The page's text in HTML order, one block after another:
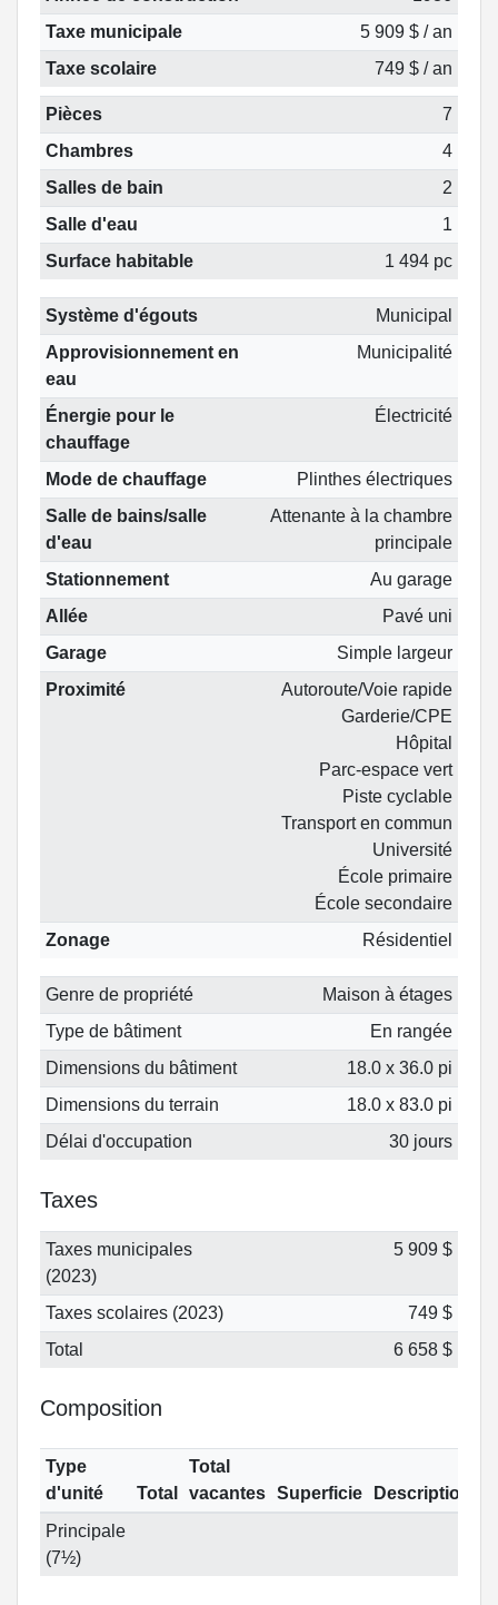
Taxe municipale
5 909 $ / an
Taxe scolaire
749 $ / an
Pièces
7
Chambres
4
Salles de bain
2
Salle d'eau
1
Surface habitable
1 494 pc
Système d'égouts
Municipal
Approvisionnement en
eau
Municipalité
Énergie pour le
chauffage
Électricité
Mode de chauffage
Plinthes électriques
Salle de bains/salle
d'eau
Attenante à la chambre
principale
Stationnement
Au garage
Allée
Pavé uni
Garage
Simple largeur
Proximité
Autoroute/Voie rapide
Garderie/CPE
Hôpital
Parc-espace vert
Piste cyclable
Transport en commun
Université
École primaire
École secondaire
Zonage
Résidentiel
Genre de propriété
Maison à étages
Type de bâtiment
En rangée
Dimensions du bâtiment
18.0 x 36.0 pi
Dimensions du terrain
18.0 x 83.0 pi
Délai d'occupation
30 jours
Taxes
Taxes municipales
(2023)
5 909 $
Taxes scolaires (2023)
749 $
Total
6 658 $
Composition
Type
d'unité
Total
Total
vacantes
Superficie
Description
Principale
(7½)